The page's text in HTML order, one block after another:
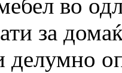
во
за
делумно